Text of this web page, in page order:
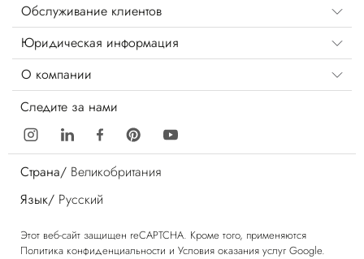
Обслуживание клиентов
Юридическая информация
О компании
Следите за нами
Страна/ Великобритания
Язык/ Русский
Этот веб-сайт защищен reCAPTCHA. Кроме того, применяются
Политика конфиденциальности и Условия оказания услуг Google.